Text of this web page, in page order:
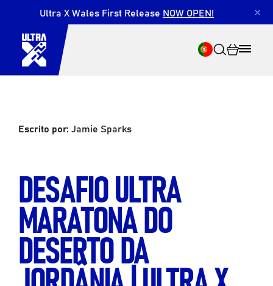
Ultra X Wales First Release NOW OPEN! ×
Escrito por: Jamie Sparks
DESAFIO ULTRA
MARATONA DO
DESERTO DA